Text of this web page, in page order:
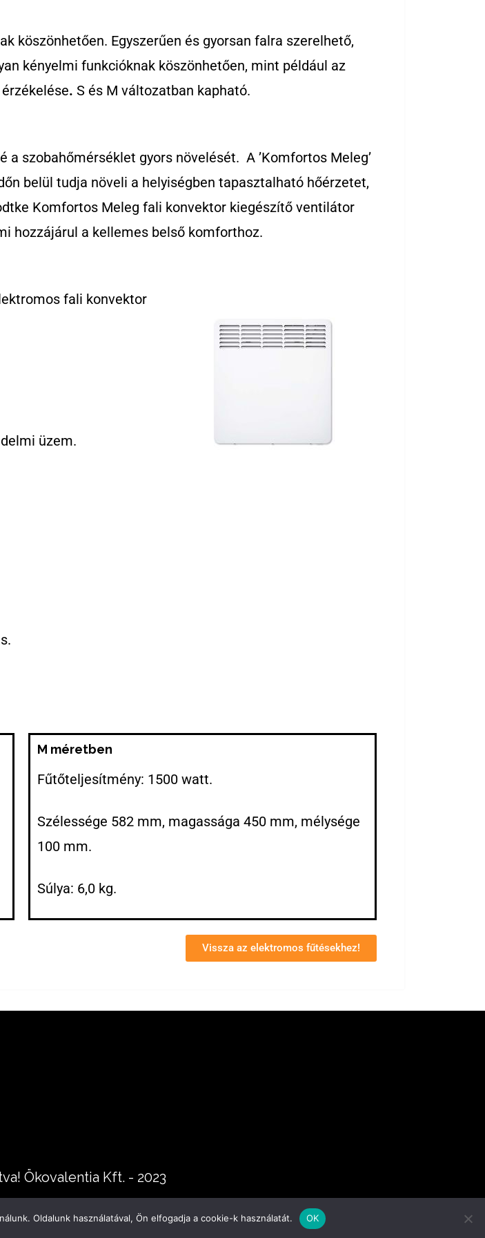
köszönhetően. Egyszerűen és gyorsan falra szerelhető,
kényelmi funkcióknak köszönhetően, mint például az
. S és M változatban kapható.
szobahőmérséklet gyors növelését. A ’Komfortos Meleg’
belül tudja növeli a helyiségben tapasztalható hőérzetet,
Komfortos Meleg fali konvektor kiegészítő ventilátor
hozzájárul a kellemes belső komforthoz.
fali konvektor
üzem.
M méretben
Fűtőteljesítmény: 1500 watt.
Szélessége 582 mm, magassága 450 mm, mélysége
100 mm.
Súlya: 6,0 kg.
Vissza az elektromos fűtésekhez!
Ökovalentia Kft. - 2023
Oldalunk használatával, Ön elfogadja a cookie-k használatát. OK